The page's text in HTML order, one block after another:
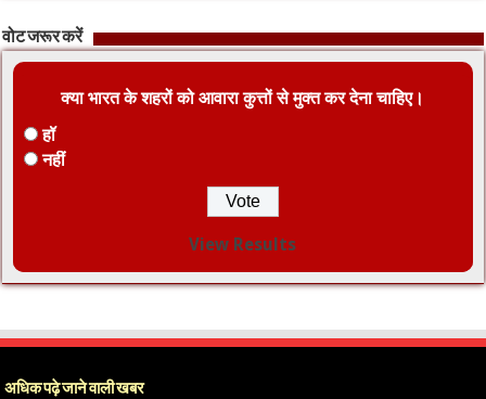
वोट जरूर करें
क्या भारत के शहरों को आवारा कुत्तों से मुक्त कर देना चाहिए।
हॉ
नहीं
View Results
अधिक पढ़े जाने वाली खबर